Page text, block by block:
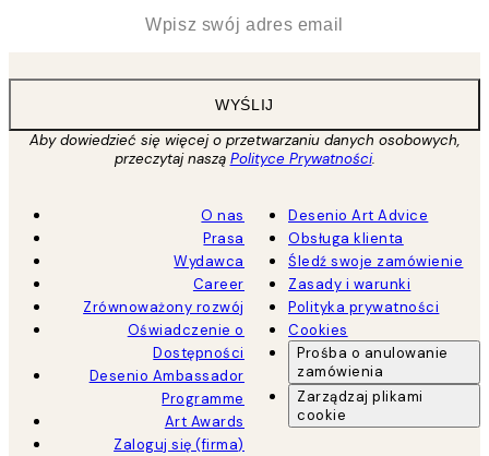
WYŚLIJ
Aby dowiedzieć się więcej o przetwarzaniu danych osobowych,
przeczytaj naszą Polityce Prywatności.
O nas
Prasa
Wydawca
Career
Zrównoważony rozwój
Oświadczenie o
Dostępności
Desenio Ambassador
Programme
Art Awards
Zaloguj się (firma)
Desenio Art Advice
Obsługa klienta
Śledź swoje zamówienie
Zasady i warunki
Polityka prywatności
Cookies
Prośba o anulowanie
zamówienia
Zarządzaj plikami
cookie